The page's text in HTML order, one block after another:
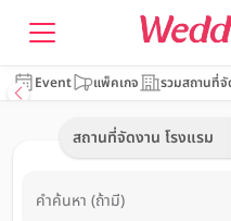
Event แพ็คเกจ รวมสถานที่จั
สถานที่จัดงาน โรงแรม
คำค้นหา (ถ้ามี)